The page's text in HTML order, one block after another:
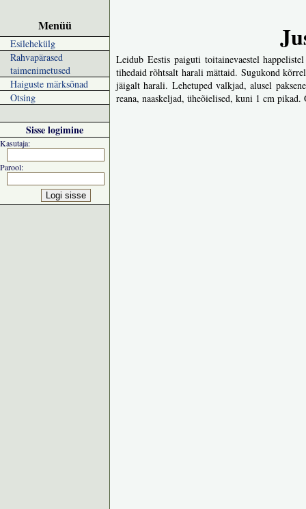
Menüü
Esilehekülg
Rahvapärased
taimenimetused
Haiguste märksõnad
Otsing
Sisse logimine
Kasutaja:
Parool:
Leidub Eestis paiguti toitainevaestel
tihedaid rõhtsalt harali mättaid. Sugukond
jäigalt harali. Lehetuped valkjad, alusel
reana, naaskeljad, üheõielised, kuni 1 cm